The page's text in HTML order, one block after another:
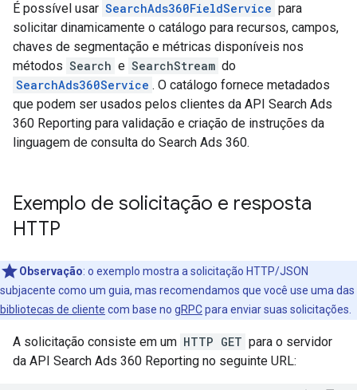
É possível usar SearchAds360FieldService para
solicitar dinamicamente o catálogo para recursos, campos,
chaves de segmentação e métricas disponíveis nos
métodos Search e SearchStream do
SearchAds360Service . O catálogo fornece metadados
que podem ser usados pelos clientes da API Search Ads
360 Reporting para validação e criação de instruções da
linguagem de consulta do Search Ads 360.
Exemplo de solicitação e resposta
HTTP
Observação: o exemplo mostra a solicitação HTTP/JSON
subjacente como um guia, mas recomendamos que você use uma das
bibliotecas de cliente com base no gRPCpara enviar suas solicitações.
A solicitação consiste em um HTTP GET para o servidor
da API Search Ads 360 Reporting no seguinte URL: